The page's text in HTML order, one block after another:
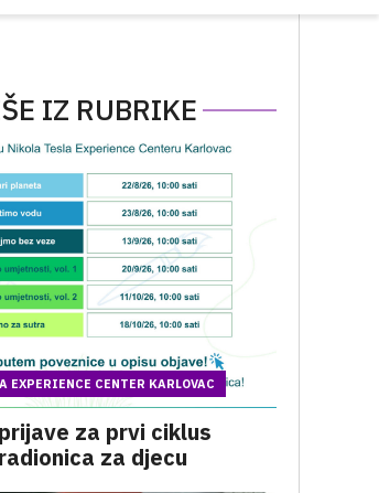
IZ RUBRIKE
EXPERIENCE CENTER KARLOVAC
za prvi ciklus
za djecu